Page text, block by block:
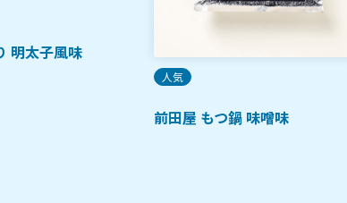
明太子風味
人気
前田屋 もつ鍋 味噌味